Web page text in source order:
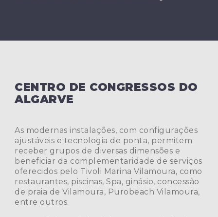
CENTRO DE CONGRESSOS DO
ALGARVE
As modernas instalações, com configurações
ajustáveis e tecnologia de ponta, permitem
receber grupos de diversas dimensões e
beneficiar da complementaridade de serviços
oferecidos pelo Tivoli Marina Vilamoura, como
restaurantes, piscinas, Spa, ginásio, concessão
de praia de Vilamoura, Purobeach Vilamoura,
entre outros.